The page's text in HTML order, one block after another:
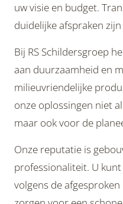
uw visie en budget.
duidelijke afspraken
Bij RS Schildersgroep
aan duurzaamheid en
milieuvriendelijke
onze oplossingen niet
maar ook voor de
Onze reputatie is
professionaliteit. U
volgens de